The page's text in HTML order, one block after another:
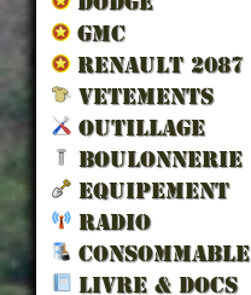
GMC
RENAULT 2087
VETEMENTS
OUTILLAGE
BOULONNERIE
EQUIPEMENT
RADIO
CONSOMMABLE
LIVRE & DOCS